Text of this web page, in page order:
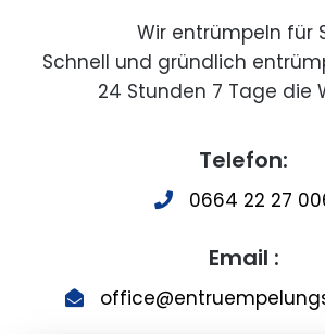
Wir entrümpeln für
Schnell und gründlich
24 Stunden 7 Tage die
Telefon:
0664 22 27
Email :